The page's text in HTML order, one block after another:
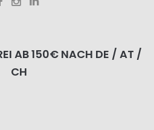
AB 150€ NACH DE / AT /
CH